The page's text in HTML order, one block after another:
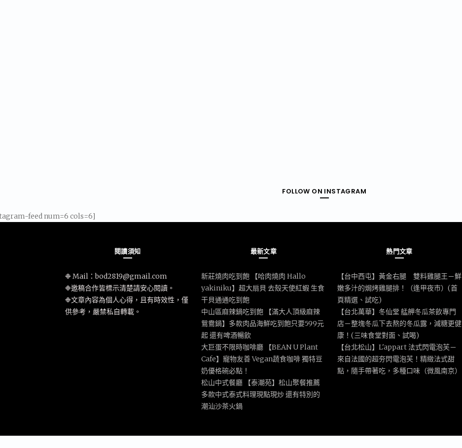
FOLLOW ON INSTAGRAM
feed num=6 cols=6]
閱讀須知
❉ Mail：bod2819@gmail.com
❉邀稿合作皆標示清楚請安心閱讀。
❉文章內容為個人心得，且有時效性，僅
供參考，嚴禁私自轉載。
最新文章
新莊燒肉吃到飽 【哈肉燒肉 Hallo
yakiniku】超大扇貝 去殼天使紅蝦 生食
干貝通通吃到飽
中山區麻辣鍋吃到飽 【滿大人頂級麻辣
鴛鴦鍋】多款肉品海鮮吃到飽只要599元
起 還有啤酒暢飲
大巨蛋不限時咖啡廳 【BEAN U Plant
Cafe】寵物友善 Vegan蔬食咖啡 獨特豆
奶優格碗必點！
松山中式餐廳 【泰潮苑】松山聚餐推薦
多款中式泰式料理現點現炒 還有特別的
潮汕沙茶火鍋
熱門文章
【台中西屯】黃金右腿 雙料雞腿王－鮮
嫩多汁的焗烤雞腿排！（逢甲夜市）(首
頁精選、試吃)
【台北萬華】冬仙堂 艋舺冬瓜茶飲專門
店－整塊冬瓜下去熬的冬瓜露，減糖更健
康！(三味食堂對面、試喝)
【台北松山】L'appart 法式閃電泡芙－
來自法國的超夯閃電泡芙！精緻法式甜
點，隨手帶著吃，多種口味（微風南京）